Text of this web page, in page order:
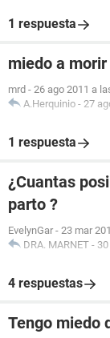
1 respuesta
miedo a
mrd - 26 ago 2011 a
A.Herquinio - 27
1 respuesta
¿Cuantas
parto ?
EvelynGar - 23 mar
DRA. MARNET -
4 respuestas
Tengo miedo